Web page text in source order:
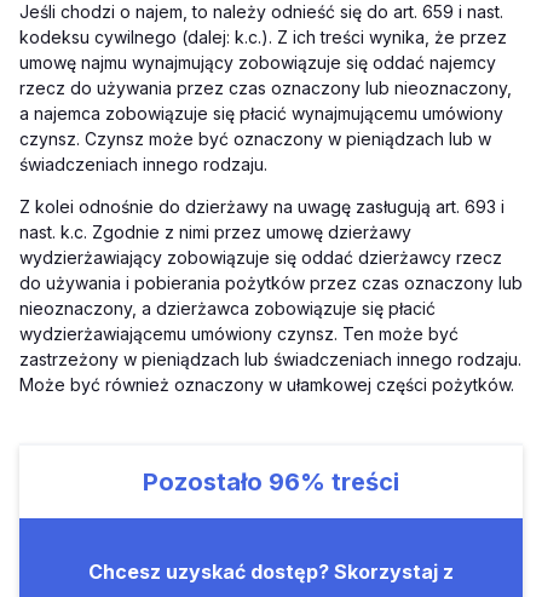
Jeśli chodzi o najem, to należy odnieść się do art. 659 i nast.
kodeksu cywilnego (dalej: k.c.). Z ich treści wynika, że przez
umowę najmu wynajmujący zobowiązuje się oddać najemcy
rzecz do używania przez czas oznaczony lub nieoznaczony,
a najemca zobowiązuje się płacić wynajmującemu umówiony
czynsz. Czynsz może być oznaczony w pieniądzach lub w
świadczeniach innego rodzaju.
Z kolei odnośnie do dzierżawy na uwagę zasługują art. 693 i
nast. k.c. Zgodnie z nimi przez umowę dzierżawy
wydzierżawiający zobowiązuje się oddać dzierżawcy rzecz
do używania i pobierania pożytków przez czas oznaczony lub
nieoznaczony, a dzierżawca zobowiązuje się płacić
wydzierżawiającemu umówiony czynsz. Ten może być
zastrzeżony w pieniądzach lub świadczeniach innego rodzaju.
Może być również oznaczony w ułamkowej części pożytków.
Pozostało 96% treści
Chcesz uzyskać dostęp? Skorzystaj z